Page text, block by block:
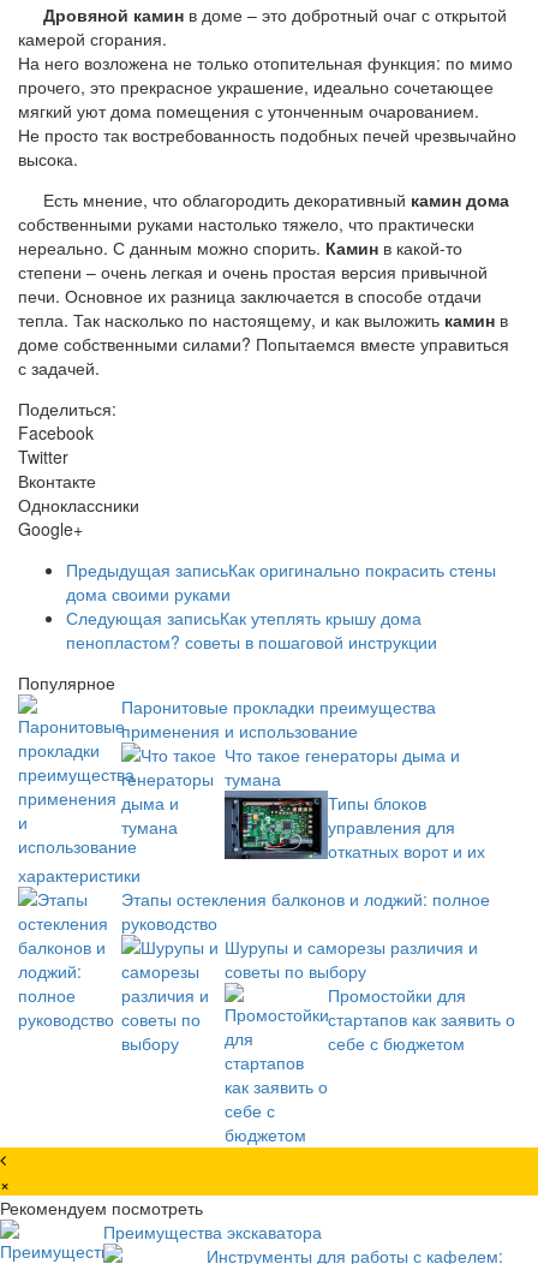
Дровяной камин в доме – это добротный очаг с открытой
камерой сгорания.
На него возложена не только отопительная функция: по мимо
прочего, это прекрасное украшение, идеально сочетающее
мягкий уют дома помещения с утонченным очарованием.
Не просто так востребованность подобных печей чрезвычайно
высока.
Есть мнение, что облагородить декоративный камин дома
собственными руками настолько тяжело, что практически
нереально. С данным можно спорить. Камин в какой-то
степени – очень легкая и очень простая версия привычной
печи. Основное их разница заключается в способе отдачи
тепла. Так насколько по настоящему, и как выложить камин в
доме собственными силами? Попытаемся вместе управиться
с задачей.
Поделиться:
Facebook
Twitter
Вконтакте
Одноклассники
Google+
Предыдущая записьКак оригинально покрасить стены
дома своими руками
Следующая записьКак утеплять крышу дома
пенопластом? советы в пошаговой инструкции
Популярное
Паронитовые прокладки преимущества
применения и использование
Что такое генераторы дыма и
тумана
Типы блоков
управления для
откатных ворот и их
характеристики
Этапы остекления балконов и лоджий: полное
руководство
Шурупы и саморезы различия и
советы по выбору
Промостойки для
стартапов как заявить о
себе с бюджетом
×
Рекомендуем посмотреть
Преимущества экскаватора
Инструменты для работы с кафелем: